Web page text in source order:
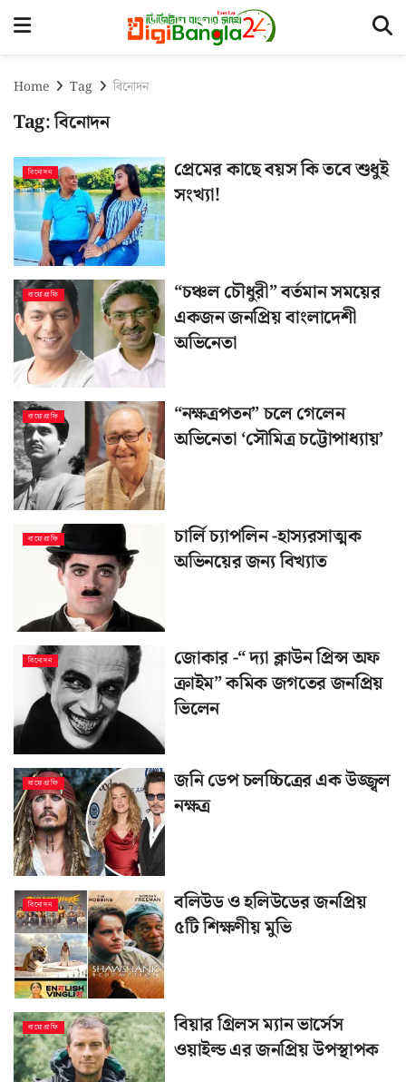
Home Tag বিনোদন
Tag:বিনোদন
বিনোদন
প্রেমের কাছে বয়স কি তবে শুধুই
সংখ্যা!
বায়োগ্রাফি
“চঞ্চল চৌধুরী” বর্তমান সময়ের
একজন জনপ্রিয় বাংলাদেশী
অভিনেতা
বায়োগ্রাফি
“নক্ষত্রপতন” চলে গেলেন
অভিনেতা ‘সৌমিত্র চট্টোপাধ্যায়’
বায়োগ্রাফি
চার্লি চ্যাপলিন -হাস্যরসাত্মক
অভিনয়ের জন্য বিখ্যাত
বিনোদন
জোকার -“ দ্যা ক্লাউন প্রিন্স অফ
ক্রাইম” কমিক জগতের জনপ্রিয়
ভিলেন
বায়োগ্রাফি
জনি ডেপ চলচ্চিত্রের এক উজ্জ্বল
নক্ষত্র
বিনোদন
বলিউড ও হলিউডের জনপ্রিয়
৫টি শিক্ষণীয় মুভি
বায়োগ্রাফি
বিয়ার গ্রিলস ম্যান ভার্সেস
ওয়াইল্ড এর জনপ্রিয় উপস্থাপক